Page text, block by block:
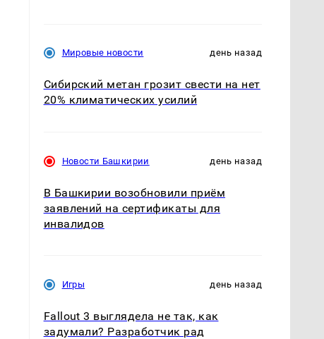
Мировые новости день назад
Сибирский метан грозит свести на нет
20% климатических усилий
Новости Башкирии день назад
В Башкирии возобновили приём
заявлений на сертификаты для
инвалидов
Игры день назад
Fallout 3 выглядела не так, как
задумали? Разработчик рад